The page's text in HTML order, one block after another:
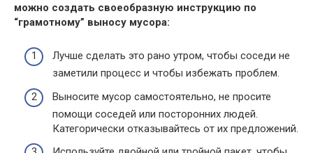
можно создать своеобразную инструкцию по
“грамотному” выносу мусора:
Лучше сделать это рано утром, чтобы соседи не
заметили процесс и чтобы избежать проблем.
Выносите мусор самостоятельно, не просите
помощи соседей или посторонних людей.
Категорически отказывайтесь от их предложений.